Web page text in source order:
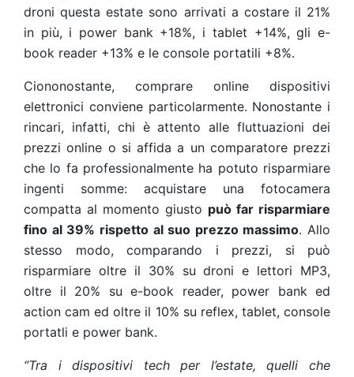
droni questa estate sono arrivati a costare il 21%
in più, i power bank +18%, i tablet +14%, gli e-
book reader +13% e le console portatili +8%.
Ciononostante, comprare online dispositivi
elettronici conviene particolarmente. Nonostante i
rincari, infatti, chi è attento alle fluttuazioni dei
prezzi online o si affida a un comparatore prezzi
che lo fa professionalmente ha potuto risparmiare
ingenti somme: acquistare una fotocamera
compatta al momento giusto può far risparmiare
fino al 39% rispetto al suo prezzo massimo. Allo
stesso modo, comparando i prezzi, si può
risparmiare oltre il 30% su droni e lettori MP3,
oltre il 20% su e-book reader, power bank ed
action cam ed oltre il 10% su reflex, tablet, console
portatli e power bank.
“Tra i dispositivi tech per l’estate, quelli che